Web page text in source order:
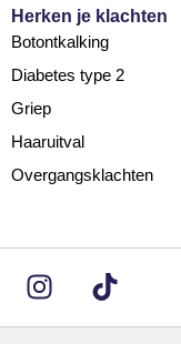
Herken je klachten
Botontkalking
Diabetes type 2
Griep
Haaruitval
Overgangsklachten